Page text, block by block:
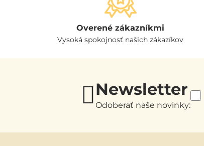
Overené zákazníkmi
Vysoká spokojnosť našich zákazíkov
Newsletter
Odoberať naše novinky: